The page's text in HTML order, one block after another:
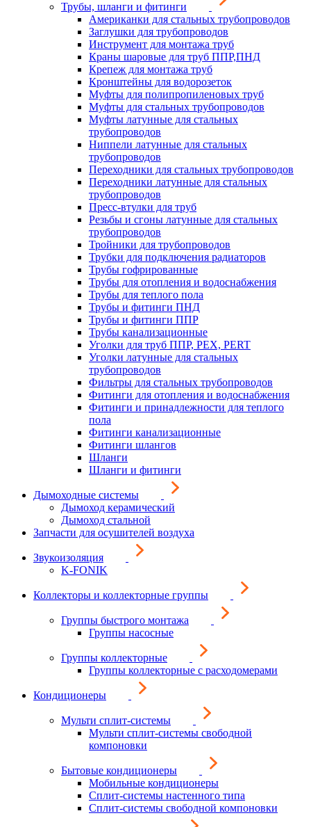
Трубы, шланги и фитинги
Американки для стальных трубопроводов
Заглушки для трубопроводов
Инструмент для монтажа труб
Краны шаровые для труб ППР,ПНД
Крепеж для монтажа труб
Кронштейны для водорозеток
Муфты для полипропиленовых труб
Муфты для стальных трубопроводов
Муфты латунные для стальных
трубопроводов
Ниппели латунные для стальных
трубопроводов
Переходники для стальных трубопроводов
Переходники латунные для стальных
трубопроводов
Пресс-втулки для труб
Резьбы и сгоны латунные для стальных
трубопроводов
Тройники для трубопроводов
Трубки для подключения радиаторов
Трубы гофрированные
Трубы для отопления и водоснабжения
Трубы для теплого пола
Трубы и фитинги ПНД
Трубы и фитинги ППР
Трубы канализационные
Уголки для труб ППР, PEX, PERT
Уголки латунные для стальных
трубопроводов
Фильтры для стальных трубопроводов
Фитинги для отопления и водоснабжения
Фитинги и принадлежности для теплого
пола
Фитинги канализационные
Фитинги шлангов
Шланги
Шланги и фитинги
Дымоходные системы
Дымоход керамический
Дымоход стальной
Запчасти для осушителей воздуха
Звукоизоляция
K-FONIK
Коллекторы и коллекторные группы
Группы быстрого монтажа
Группы насосные
Группы коллекторные
Группы коллекторные с расходомерами
Кондиционеры
Мульти сплит-системы
Мульти сплит-системы свободной
компоновки
Бытовые кондиционеры
Мобильные кондиционеры
Сплит-системы настенного типа
Сплит-системы свободной компоновки